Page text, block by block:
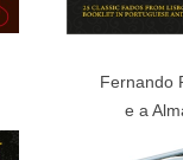
Fernando
e a